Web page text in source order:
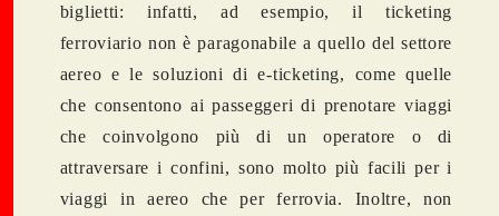
biglietti: infatti, ad esempio, il ticketing
ferroviario non è paragonabile a quello del settore
aereo e le soluzioni di e-ticketing, come quelle
che consentono ai passeggeri di prenotare viaggi
che coinvolgono più di un operatore o di
attraversare i confini, sono molto più facili per i
viaggi in aereo che per ferrovia. Inoltre, non